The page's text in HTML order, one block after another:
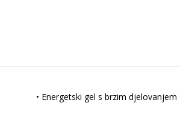
• Energetski gel s brzim